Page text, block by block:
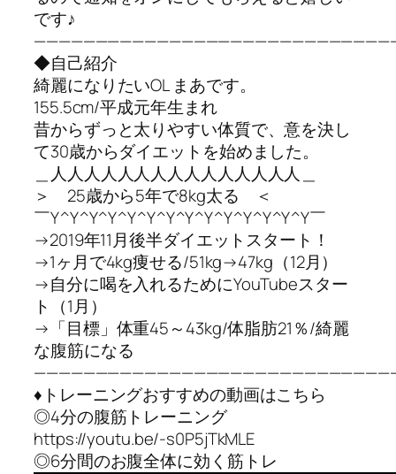
です♪
◆自己紹介
綺麗になりたいOL まあです。
155.5cm/平成元年生まれ
昔からずっと太りやすい体質で、意を決し
て30歳からダイエットを始めました。
＿人人人人人人人人人人人人人人人＿
＞ 25歳から5年で8kg太る ＜
￣Y^Y^Y^Y^Y^Y^Y^Y^Y^Y^Y^Y^Y^Y￣
→2019年11月後半ダイエットスタート！
→1ヶ月で4kg痩せる/51kg→47kg（12月）
→自分に喝を入れるためにYouTubeスター
ト（1月）
→「目標」体重45～43kg/体脂肪21％/綺麗
な腹筋になる
♦︎トレーニングおすすめの動画はこちら
◎4分の腹筋トレーニング
https://youtu.be/-s0P5jTkMLE
◎6分間のお腹全体に効く筋トレ